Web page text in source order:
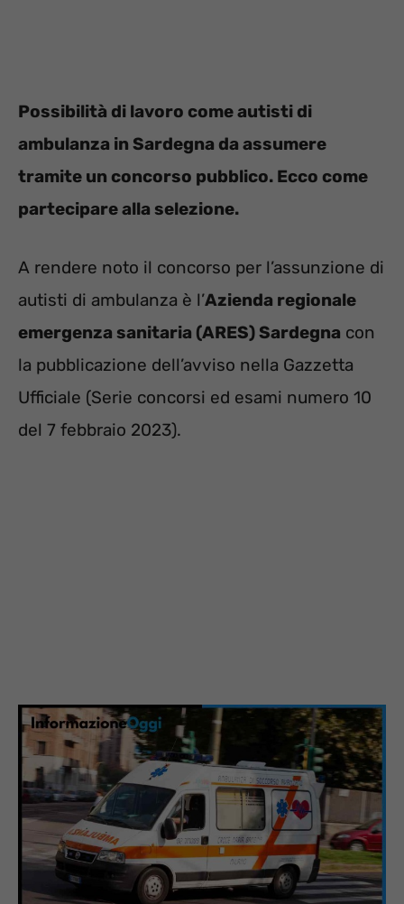
Possibilità di lavoro come autisti di
ambulanza in Sardegna da assumere
tramite un concorso pubblico. Ecco come
partecipare alla selezione.
A rendere noto il concorso per l’assunzione di
autisti di ambulanza è l’Azienda regionale
emergenza sanitaria (ARES) Sardegna con
la pubblicazione dell’avviso nella Gazzetta
Ufficiale (Serie concorsi ed esami numero 10
del 7 febbraio 2023).